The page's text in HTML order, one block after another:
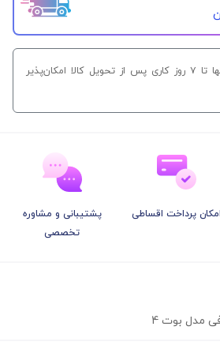
امکان بازگشت کالا تنها تا ۷ روز کاری پس از تحویل کالا امکان‌پذیر
امکان پرداخت اقساطی
پشتیبانی و مشاوره
تخصصی
مدل بوت 4